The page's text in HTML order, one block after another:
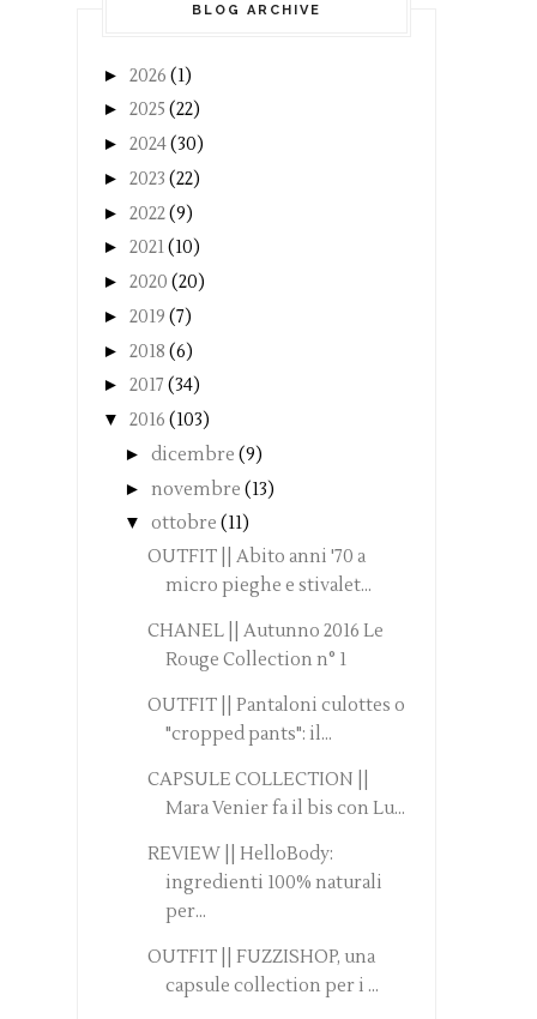
BLOG ARCHIVE
► 2026 (1)
► 2025 (22)
► 2024(30)
► 2023 (22)
► 2022(9)
► 2021(10)
► 2020 (20)
► 2019 (7)
► 2018 (6)
► 2017 (34)
▼ 2016 (103)
► dicembre (9)
► novembre (13)
▼ ottobre (11)
OUTFIT || Abito anni '70 a
micro pieghe e stivalet...
CHANEL || Autunno 2016 Le
Rouge Collection n° 1
OUTFIT || Pantaloni culottes o
"cropped pants": il...
CAPSULE COLLECTION ||
Mara Venier fa il bis con Lu...
REVIEW || HelloBody:
ingredienti 100% naturali
per...
OUTFIT || FUZZISHOP, una
capsule collection per i ...